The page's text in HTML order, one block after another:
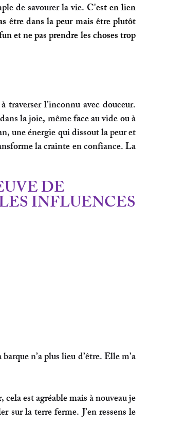
de savourer la vie. C'est en lien
être dans la peur mais être plutôt
et ne pas prendre les choses trop
l’inconnu avec douceur.
la joie, même face au vide ou à
une énergie qui dissout la peur et
la crainte en confiance. La
DE
INFLUENCES
n’a plus lieu d’être. Elle m’a
est agréable mais à nouveau je
sur la terre ferme. J’en ressens le